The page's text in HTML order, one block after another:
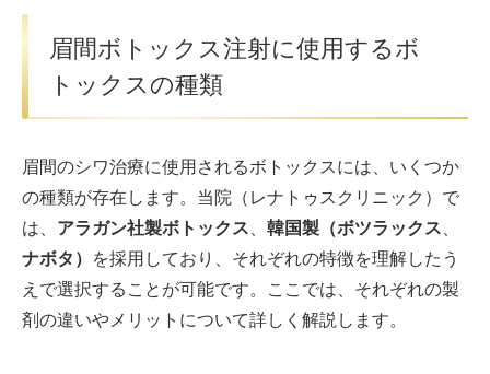
眉間ボトックス注射に使用するボ
トックスの種類
眉間のシワ治療に使用されるボトックスには、いくつか
の種類が存在します。当院（レナトゥスクリニック）で
は、 アラガン社製ボトックス 韓国製（ボツラックス
ナボタ）
を採用しており、それぞれの特徴を理解したう
えで選択することが可能です。ここでは、それぞれの製
剤の違いやメリットについて詳しく解説します。